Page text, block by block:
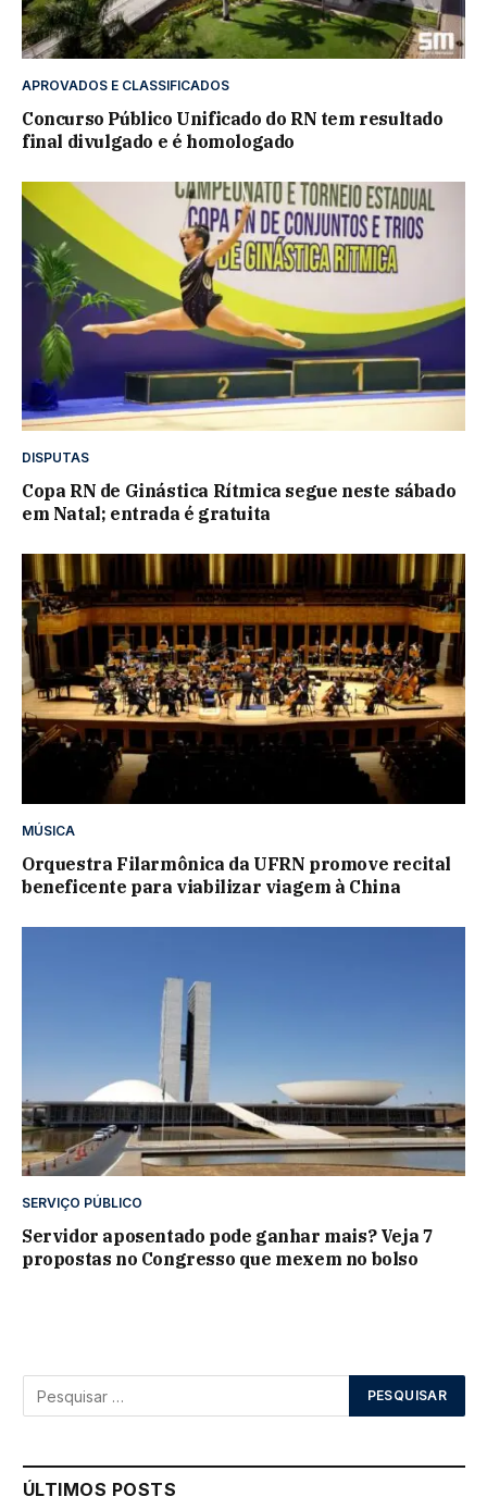
APROVADOS E CLASSIFICADOS
Concurso Público Unificado do RN tem resultado
final divulgado e é homologado
DISPUTAS
Copa RN de Ginástica Rítmica segue neste sábado
em Natal; entrada é gratuita
MÚSICA
Orquestra Filarmônica da UFRN promove recital
beneficente para viabilizar viagem à China
SERVIÇO PÚBLICO
Servidor aposentado pode ganhar mais? Veja 7
propostas no Congresso que mexem no bolso
ÚLTIMOS POSTS